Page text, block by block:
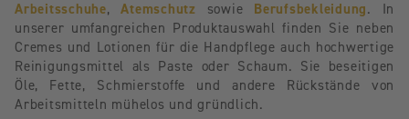
Arbeitsschuhe,Atemschutz sowie Berufsbekleidung. In
unserer umfangreichen Produktauswahl finden Sie neben
Cremes und Lotionen für die Handpflege auch hochwertige
Reinigungsmittel als Paste oder Schaum. Sie beseitigen
Öle, Fette, Schmierstoffe und andere Rückstände von
Arbeitsmitteln mühelos und gründlich.